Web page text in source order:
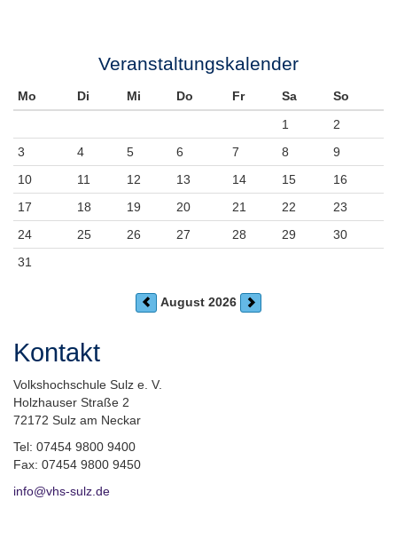
Veranstaltungskalender
Mo Di Mi Do Fr Sa
So
1
2
3
4 5 6 7 8
9
10
11 12 13 14 15
16
17
18 19 20 21 22
23
24
25 26 27 28 29
30
31
August 2026
Kontakt
Volkshochschule Sulz e. V.
Holzhauser Straße 2
72172 Sulz am Neckar
Tel: 07454 9800 9400
Fax: 07454 9800 9450
info@vhs-sulz.de